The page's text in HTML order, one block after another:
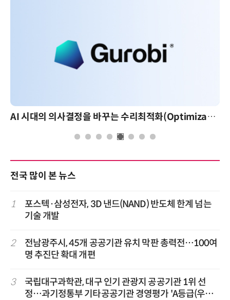
AI 시대의 의사결정을 바꾸는 수리최적화(Optimization): 실제 산업 적용 사례와 활용 전략
전국 많이 본 뉴스
1
포스텍·삼성전자, 3D 낸드(NAND) 반도체 한계 넘는
기술 개발
2
전남광주시, 45개 공공기관 유치 막판 총력전…100여
명 추진단 확대 개편
3
국립대구과학관, 대구 인기 관광지 공공기관 1위 선
정…과기정통부 기타공공기관 경영평가 'A등급(우수)'